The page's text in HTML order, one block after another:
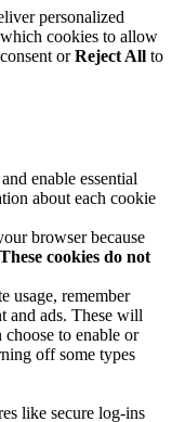
personalized
cookies to allow
orReject All to
enable essential
about each cookie
browser because
These cookies do not
usage, remember
and ads. These will
to enable or
off some types
like secure log-ins